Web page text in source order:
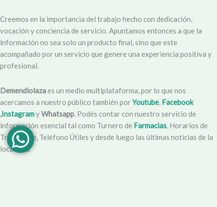
Creemos en la importancia del trabajo hecho con dedicación,
vocación y conciencia de servicio. Apuntamos entonces a que la
información no sea solo un producto final, sino que este
acompañado por un servicio que genere una experiencia positiva y
profesional.
Demendiolazaes un medio multiplataforma, por lo que nos
acercamos a nuestro público también porYoutube, Facebook
,InstagramyWhatsapp. Podés contar con nuestro servicio de
información esencial tal como Turnero de Farmacias, Horarios de
Transporte, Teléfono Útiles y desde luego las últimas noticias de la
localidad.